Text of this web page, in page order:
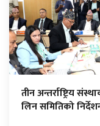
तीन अन्तर्राष्ट्रिय
लिन समितिको